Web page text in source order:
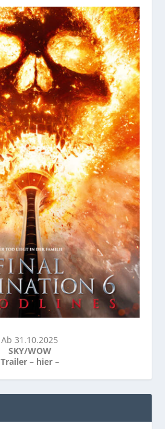
Ab 31.10.2025
SKY/WOW
Trailer – hier –